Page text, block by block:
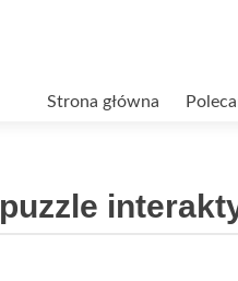
Strona główna
puzzle